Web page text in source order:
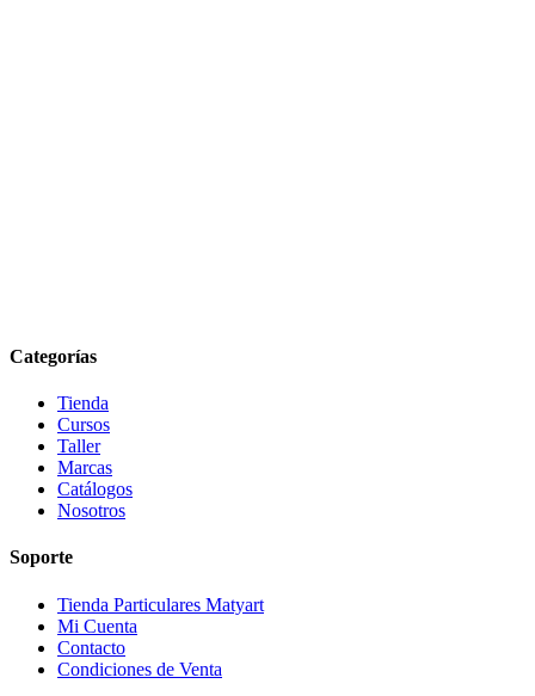
Categorías
Tienda
Cursos
Taller
Marcas
Catálogos
Nosotros
Soporte
Tienda Particulares Matyart
Mi Cuenta
Contacto
Condiciones de Venta